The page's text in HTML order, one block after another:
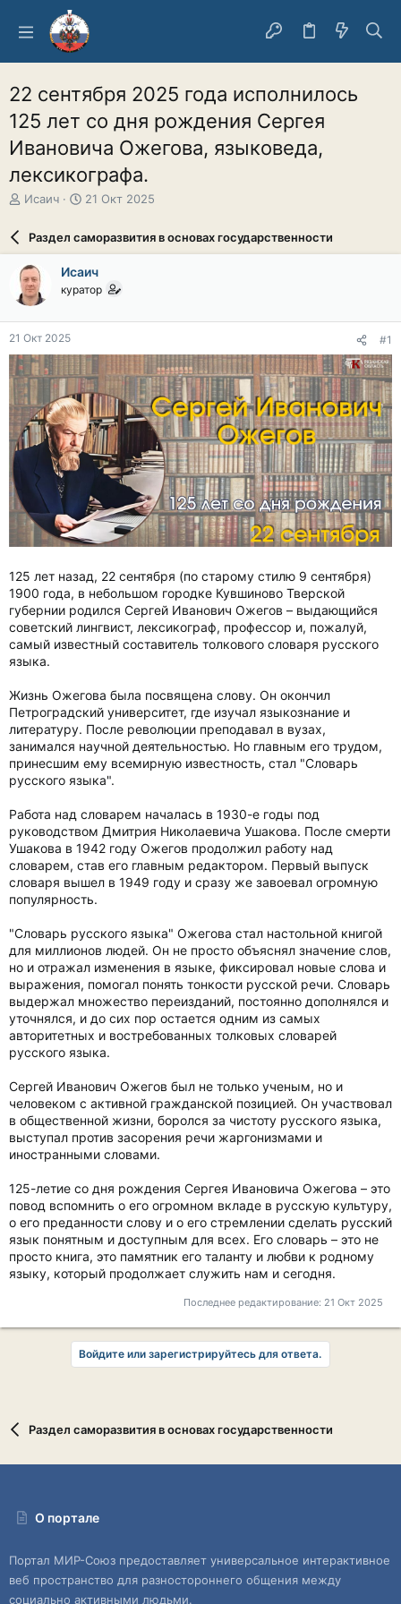
22 сентября 2025 года исполнилось
125 лет со дня рождения Сергея
Ивановича Ожегова, языковеда,
лексикографа.
А
о
р
т
е
м
ы
Исаич
Д
а
а
ч
л
21 Окт 2025
Раздел саморазвития в основах государственности
Исаич
куратор
21 Окт 2025 #1
125 лет назад, 22 сентября (по старому стилю 9 сентября)
1900 года, в небольшом городке Кувшиново Тверской
губернии родился Сергей Иванович Ожегов – выдающийся
советский лингвист, лексикограф, профессор и, пожалуй,
самый известный составитель толкового словаря русского
языка.
Жизнь Ожегова была посвящена слову. Он окончил
Петроградский университет, где изучал языкознание и
литературу. После революции преподавал в вузах,
занимался научной деятельностью. Но главным его трудом,
принесшим ему всемирную известность, стал "Словарь
русского языка".
Работа над словарем началась в 1930-е годы под
руководством Дмитрия Николаевича Ушакова. После смерти
Ушакова в 1942 году Ожегов продолжил работу над
словарем, став его главным редактором. Первый выпуск
словаря вышел в 1949 году и сразу же завоевал огромную
популярность.
"Словарь русского языка" Ожегова стал настольной книгой
для миллионов людей. Он не просто объяснял значение слов,
но и отражал изменения в языке, фиксировал новые слова и
выражения, помогал понять тонкости русской речи. Словарь
выдержал множество переизданий, постоянно дополнялся и
уточнялся, и до сих пор остается одним из самых
авторитетных и востребованных толковых словарей
русского языка.
Сергей Иванович Ожегов был не только ученым, но и
человеком с активной гражданской позицией. Он участвовал
в общественной жизни, боролся за чистоту русского языка,
выступал против засорения речи жаргонизмами и
иностранными словами.
125-летие со дня рождения Сергея Ивановича Ожегова – это
повод вспомнить о его огромном вкладе в русскую культуру,
о его преданности слову и о его стремлении сделать русский
язык понятным и доступным для всех. Его словарь – это не
просто книга, это памятник его таланту и любви к родному
языку, который продолжает служить нам и сегодня.
Последнее редактирование: 21 Окт 2025
Войдите или зарегистрируйтесь для ответа.
Раздел саморазвития в основах государственности
О портале
Портал МИР-Союз предоставляет универсальное интерактивное
веб пространство для разностороннего общения между
социально активными людьми.